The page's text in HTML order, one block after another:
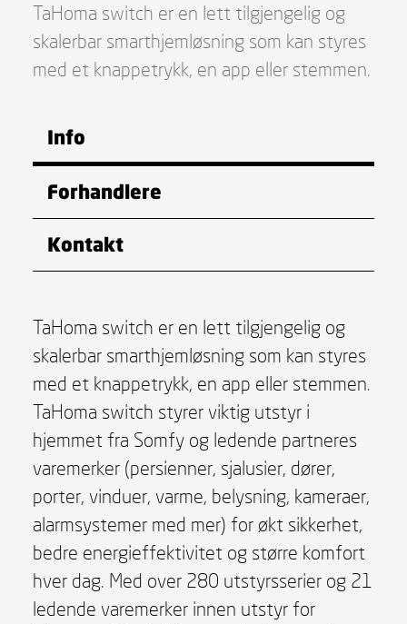
TaHoma switch er en lett tilgjengelig og
skalerbar smarthjemløsning som kan styres
med et knappetrykk, en app eller stemmen.
Info
Forhandlere
Kontakt
TaHoma switch er en lett tilgjengelig og
skalerbar smarthjemløsning som kan styres
med et knappetrykk, en app eller stemmen.
TaHoma switch styrer viktig utstyr i
hjemmet fra Somfy og ledende partneres
varemerker (persienner, sjalusier, dører,
porter, vinduer, varme, belysning, kameraer,
alarmsystemer med mer) for økt sikkerhet,
bedre energieffektivitet og større komfort
hver dag. Med over 280 utstyrsserier og 21
ledende varemerker innen utstyr for